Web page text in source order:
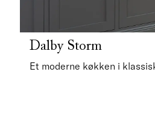
Dalby Storm
Et moderne køkken i